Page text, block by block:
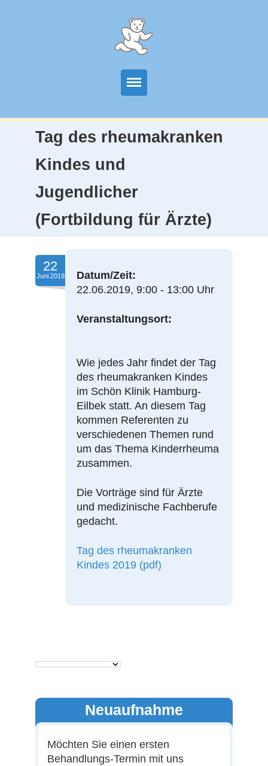
Start
Wissenschaftkiche Arbeit
Kontakt
Tag des rheumakranken
Kindes und
Jugendlicher
(Fortbildung für Ärzte)
22
Juni.2019
Datum/Zeit:
22.06.2019, 9:00 - 13:00 Uhr
Veranstaltungsort:
Wie jedes Jahr findet der Tag
des rheumakranken Kindes
im Schön Klinik Hamburg-
Eilbek statt. An diesem Tag
kommen Referenten zu
verschiedenen Themen rund
um das Thema Kinderrheuma
zusammen.
Die Vorträge sind für Ärzte
und medizinische Fachberufe
gedacht.
Tag des rheumakranken
Kindes 2019 (pdf)
Neuaufnahme
Möchten Sie einen ersten
Behandlungs-Termin mit uns